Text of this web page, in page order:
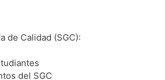
de Calidad (SGC):
del SGC